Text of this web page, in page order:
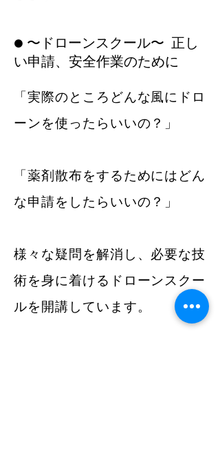
「実際のところどんな風にドロ
ーンを使ったらいいの？」
「薬剤散布をするためにはどん
な申請をしたらいいの？」
様々な疑問を解消し、必要な技
術を身に着けるドローンスクー
ルを開講しています。
​● 〜ドローンスクール〜 正し
い申請、安全作業のために